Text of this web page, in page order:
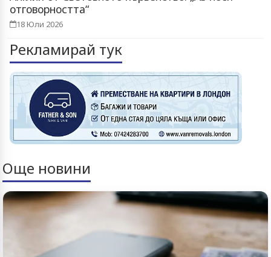
отговорността“
18 Юли 2026
Рекламирай тук
Още новини